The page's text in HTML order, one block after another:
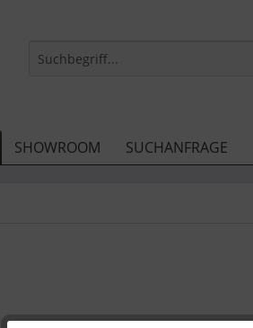
SHOWROOM SUCHANFRAGE